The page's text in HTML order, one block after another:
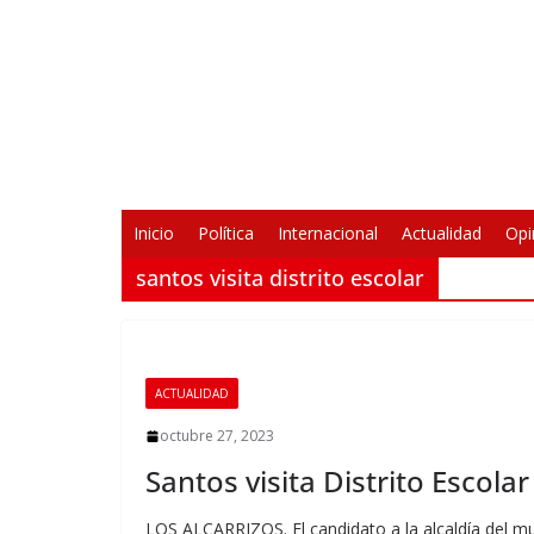
Inicio Política Internacional Actualidad
santos visita distrito escolar
ACTUALIDAD
octubre 27, 2023
Santos visita Distrito
LOS ALCARRIZOS. El candidato a la alcaldía del